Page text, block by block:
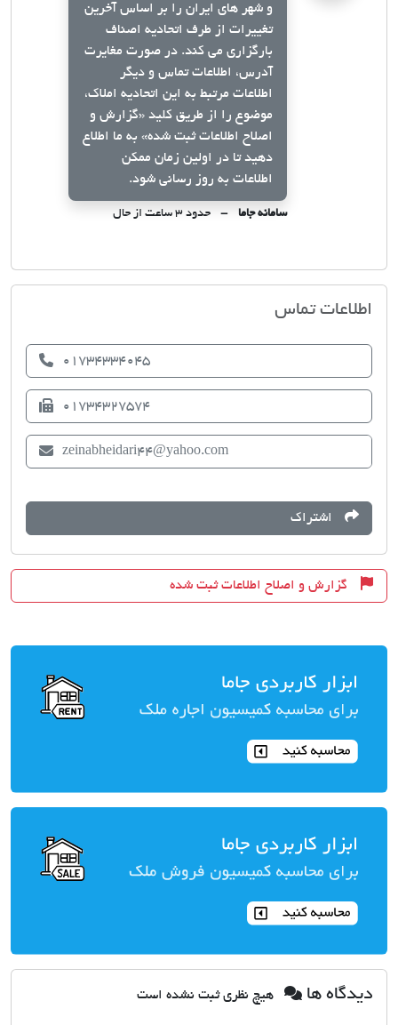
و شهر های ایران را بر اساس آخرین
تغییرات از طرف اتحادیه اصناف
بارگزاری می کند. در صورت مغایرت
آدرس، اطلاعات تماس و دیگر
اطلاعات مرتبط به این اتحادیه املاک،
موضوع را از طریق کلید «گزارش و
اصلاح اطلاعات ثبت شده» به ما اطلاع
دهید تا در اولین زمان ممکن
اطلاعات به روز رسانی شود.
سامانه جاما حدود ۳ ساعت از حال
اطلاعات تماس
01734334045
01734327574
zeinabheidari44@yahoo.com
اشتراک
گزارش و اصلاح اطلاعات ثبت شده
دیدگاه ها هیچ نظری ثبت نشده است